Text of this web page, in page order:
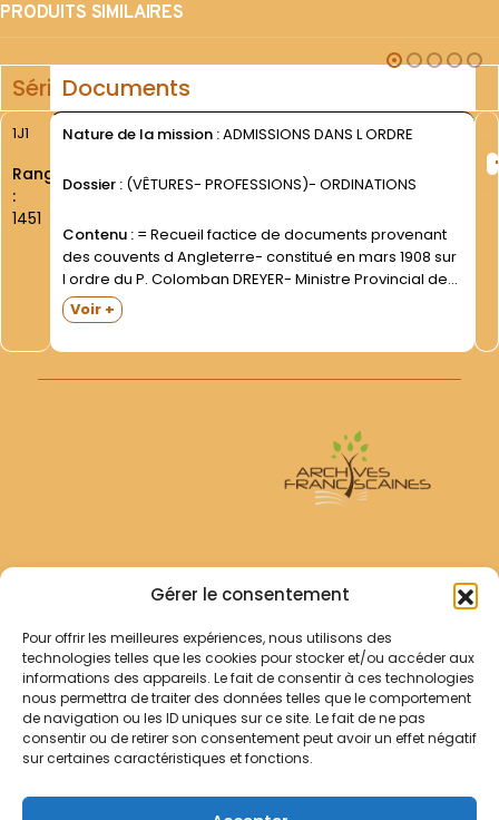
Gérer le consentement
Pour offrir les meilleures expériences, nous utilisons des
technologies telles que les cookies pour stocker et/ou accéder aux
informations des appareils. Le fait de consentir à ces technologies
nous permettra de traiter des données telles que le comportement
de navigation ou les ID uniques sur ce site. Le fait de ne pas
consentir ou de retirer son consentement peut avoir un effet négatif
sur certaines caractéristiques et fonctions.
PRODUITS SIMILAIRES
SérieDocuments
1J1
Rang
:
1451
Nature de la mission :ADMISSIONS DANS L ORDRE
Dossier : (VÊTURES- PROFESSIONS)- ORDINATIONS
Contenu := Recueil factice de documents provenant
des couvents d Angleterre- constitué en mars 1908 sur
l ordre du P. Colomban DREYER- Ministre Provincial de
Saint-Pierre / Paris.Au total- 8 cahiers reliés groupés-
formant un gros cahier relié pleine toile noire-...
Voir +
Archives Franciscaines
RECHERCHER
Comment chercher ?
Les archives
Notre démarche
Contact